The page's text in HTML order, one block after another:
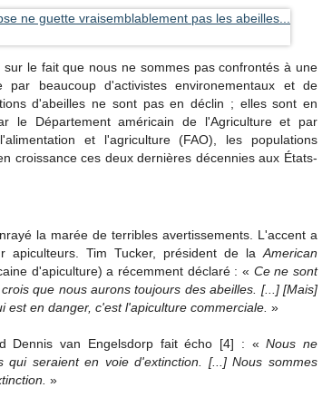
le fait que nous ne sommes pas confrontés à une
beaucoup d'activistes environementaux et de
d'abeilles ne sont pas en déclin ; elles sont en
le Département américain de l'Agriculture et par
et l'agriculture (FAO), les populations
croissance ces deux dernières décennies aux États-
la marée de terribles avertissements. L'accent a
apiculteurs. Tim Tucker, président de la American
d'apiculture) a récemment déclaré : « Ce ne sont
que nous aurons toujours des abeilles. [...] [Mais]
en danger, c'est l'apiculture commerciale. »
Dennis van Engelsdorp fait écho [4] : «Nous ne
qui seraient en voie d'extinction. [...] Nous sommes
»